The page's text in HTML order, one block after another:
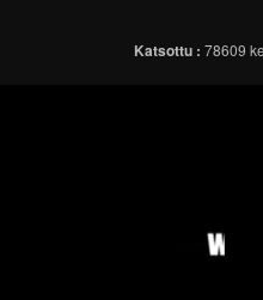
Katsottu :78609